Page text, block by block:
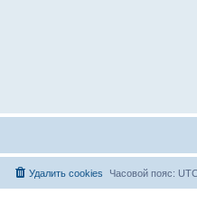
Часовой пояс:
Удалить cookies